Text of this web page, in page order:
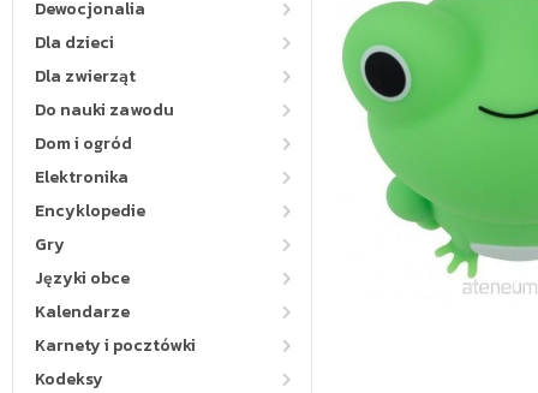
Dewocjonalia
Dla dzieci
Dla zwierząt
Do nauki zawodu
Dom i ogród
Elektronika
Encyklopedie
Gry
Języki obce
Kalendarze
Karnety i pocztówki
Kodeksy